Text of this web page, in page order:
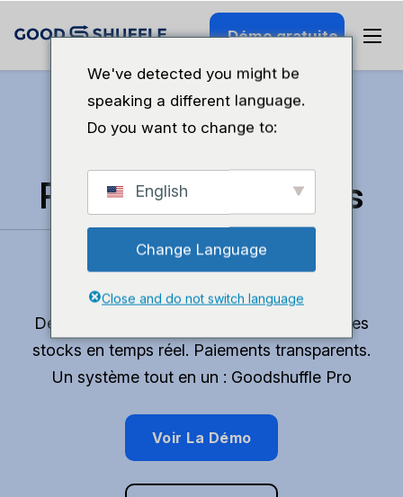
Démo gratuite
Retrouvez du temps
pour faire ce que
vous aimez.
Devis professionnels en 10 minutes. Suivi des
stocks en temps réel. Paiements transparents.
Un système tout en un : Goodshuffle Pro
Voir La Démo
We've detected you might be
speaking a different language.
Do you want to change to:
English
Change Language
Close and do not switch language